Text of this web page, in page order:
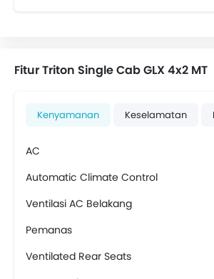
Fitur Triton Single Cab GLX 4x2 MT
Kenyamanan Keselamatan
AC
Automatic Climate Control
Ventilasi AC Belakang
Pemanas
Ventilated Rear Seats